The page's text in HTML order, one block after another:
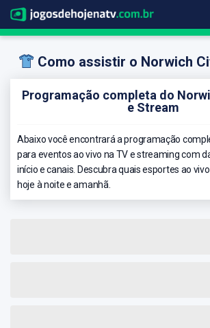
Como assistir o Norwich
Programação completa do
e Stream
Abaixo você encontrará a programação
para eventos ao vivo na TV e streaming com
início e canais. Descubra quais esportes ao
hoje à noite e amanhã.